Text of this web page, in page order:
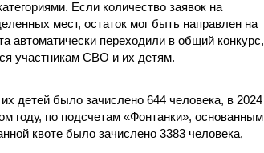
Если количество заявок на
мест, остаток мог быть направлен на
автоматически переходили в общий конкурс,
участникам СВО и их детям.
детей было зачислено 644 человека, в 2024
году, по подсчетам «Фонтанки», основанным
квоте было зачислено 3383 человека,